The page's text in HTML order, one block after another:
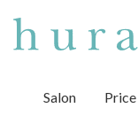
Salon Price